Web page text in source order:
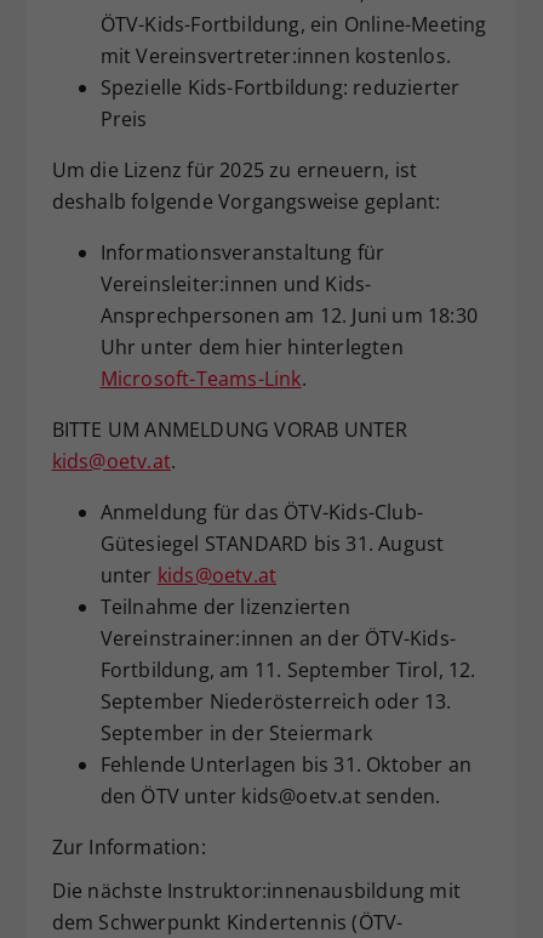
ÖTV-Kids-Fortbildung, ein Online-Meeting
mit Vereinsvertreter:innen kostenlos.
Spezielle Kids-Fortbildung: reduzierter
Preis
Um die Lizenz für 2025 zu erneuern, ist
deshalb folgende Vorgangsweise geplant:
Informationsveranstaltung für
Vereinsleiter:innen und Kids-
Ansprechpersonen am 12. Juni um 18:30
Uhr unter dem hier hinterlegten
Microsoft-Teams-Link.
BITTE UM ANMELDUNG VORAB UNTER
kids@oetv.at.
Anmeldung für das ÖTV-Kids-Club-
Gütesiegel STANDARD bis 31. August
unter kids@oetv.at
Teilnahme der lizenzierten
Vereinstrainer:innen an der ÖTV-Kids-
Fortbildung, am 11. September Tirol, 12.
September Niederösterreich oder 13.
September in der Steiermark
Fehlende Unterlagen bis 31. Oktober an
den ÖTV unter kids@oetv.at senden.
Zur Information:
Die nächste Instruktor:innenausbildung mit
dem Schwerpunkt Kindertennis (ÖTV-